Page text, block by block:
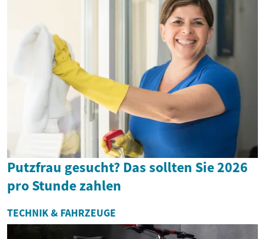
Putzfrau gesucht? Das sollten Sie 2026
pro Stunde zahlen
TECHNIK & FAHRZEUGE